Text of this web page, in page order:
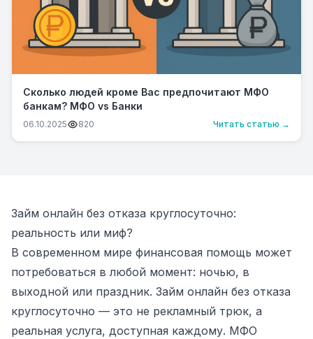
Сколько людей кроме Вас предпочитают МФО
банкам? МФО vs Банки
06.10.2025 820 Читать статью →
Займ онлайн без отказа круглосуточно:
реальность или миф?
В современном мире финансовая помощь может
потребоваться в любой момент: ночью, в
выходной или праздник. Займ онлайн без отказа
круглосуточно — это не рекламный трюк, а
реальная услуга, доступная каждому. МФО